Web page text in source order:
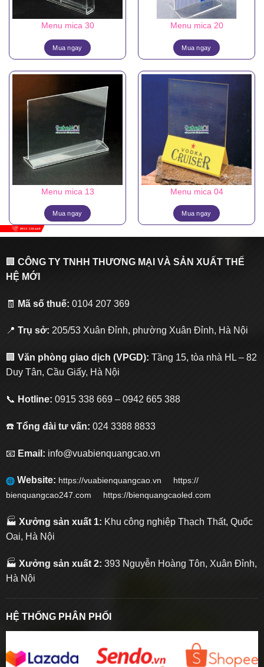
Menu mica 30
Mua ngay
Menu mica 20
Mua ngay
Menu mica 13
Mua ngay
Menu mica 04
Mua ngay
🏢 CÔNG TY TNHH THƯƠNG MẠI VÀ SẢN XUẤT THẾ
HỆ MỚI
🧾 Mã số thuế: 0104 207 369
📍 Trụ sở: 205/53 Xuân Đỉnh, phường Xuân Đỉnh, Hà Nội
🏢 Văn phòng giao dịch (VPGD): Tầng 15, tòa nhà HL – 82
Duy Tân, Cầu Giấy, Hà Nội
📞 Hotline: 0915 338 669 – 0942 665 388
☎️ Tổng đài tư vấn: 024 3388 8833
📧 Email: info@vuabienquangcao.vn
Website: https://vuabienquangcao.vn https://
bienquangcao247.com https://bienquangcaoled.com
🏭 Xưởng sản xuất 1: Khu công nghiệp Thạch Thất, Quốc
Oai, Hà Nội
🏭 Xưởng sản xuất 2: 393 Nguyễn Hoàng Tôn, Xuân Đỉnh,
Hà Nội
HỆ THỐNG PHÂN PHỐI